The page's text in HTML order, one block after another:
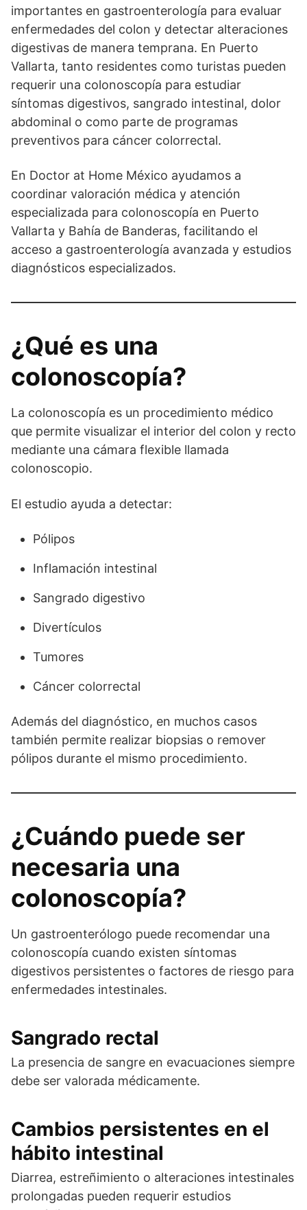
importantes en gastroenterología para evaluar
enfermedades del colon y detectar alteraciones
digestivas de manera temprana. En Puerto
Vallarta, tanto residentes como turistas pueden
requerir una colonoscopía para estudiar
síntomas digestivos, sangrado intestinal, dolor
abdominal o como parte de programas
preventivos para cáncer colorrectal.
En Doctor at Home México ayudamos a
coordinar valoración médica y atención
especializada para colonoscopía en Puerto
Vallarta y Bahía de Banderas, facilitando el
acceso a gastroenterología avanzada y estudios
diagnósticos especializados.
¿Qué es una
colonoscopía?
La colonoscopía es un procedimiento médico
que permite visualizar el interior del colon y recto
mediante una cámara flexible llamada
colonoscopio.
El estudio ayuda a detectar:
Pólipos
Inflamación intestinal
Sangrado digestivo
Divertículos
Tumores
Cáncer colorrectal
Además del diagnóstico, en muchos casos
también permite realizar biopsias o remover
pólipos durante el mismo procedimiento.
¿Cuándo puede ser
necesaria una
colonoscopía?
Un gastroenterólogo puede recomendar una
colonoscopía cuando existen síntomas
digestivos persistentes o factores de riesgo para
enfermedades intestinales.
Sangrado rectal
La presencia de sangre en evacuaciones siempre
debe ser valorada médicamente.
Cambios persistentes en el
hábito intestinal
Diarrea, estreñimiento o alteraciones intestinales
prolongadas pueden requerir estudios